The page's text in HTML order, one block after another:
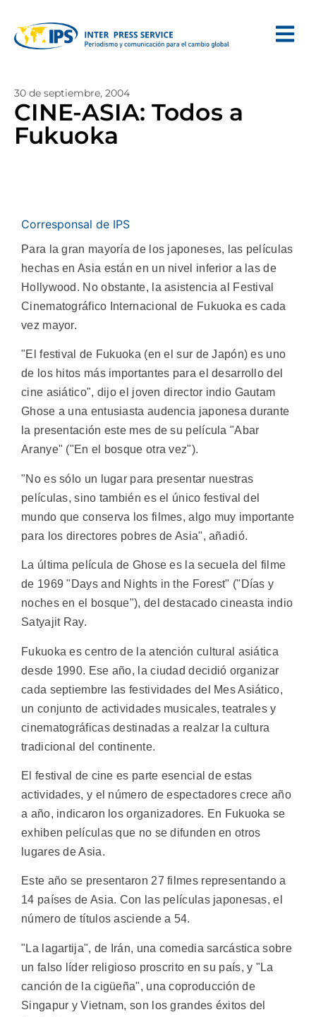
30 de septiembre, 2004
CINE-ASIA: Todos a
Fukuoka
Corresponsal de IPS
Para la gran mayoría de los japoneses, las películas
hechas en Asia están en un nivel inferior a las de
Hollywood. No obstante, la asistencia al Festival
Cinematográfico Internacional de Fukuoka es cada
vez mayor.
"El festival de Fukuoka (en el sur de Japón) es uno
de los hitos más importantes para el desarrollo del
cine asiático", dijo el joven director indio Gautam
Ghose a una entusiasta audencia japonesa durante
la presentación este mes de su película "Abar
Aranye" ("En el bosque otra vez").
"No es sólo un lugar para presentar nuestras
películas, sino también es el único festival del
mundo que conserva los filmes, algo muy importante
para los directores pobres de Asia", añadió.
La última película de Ghose es la secuela del filme
de 1969 "Days and Nights in the Forest" ("Días y
noches en el bosque"), del destacado cineasta indio
Satyajit Ray.
Fukuoka es centro de la atención cultural asiática
desde 1990. Ese año, la ciudad decidió organizar
cada septiembre las festividades del Mes Asiático,
un conjunto de actividades musicales, teatrales y
cinematográficas destinadas a realzar la cultura
tradicional del continente.
El festival de cine es parte esencial de estas
actividades, y el número de espectadores crece año
a año, indicaron los organizadores. En Fukuoka se
exhiben películas que no se difunden en otros
lugares de Asia.
Este año se presentaron 27 filmes representando a
14 países de Asia. Con las películas japonesas, el
número de títulos asciende a 54.
"La lagartija", de Irán, una comedia sarcástica sobre
un falso líder religioso proscrito en su país, y "La
canción de la cigüeña", una coproducción de
Singapur y Vietnam, son los grandes éxitos del